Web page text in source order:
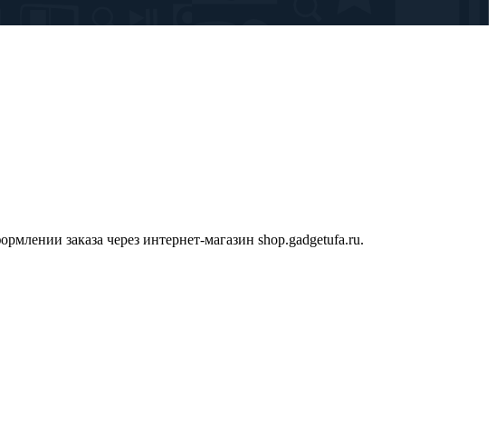
заказа через интернет-магазин shop.gadgetufa.ru.